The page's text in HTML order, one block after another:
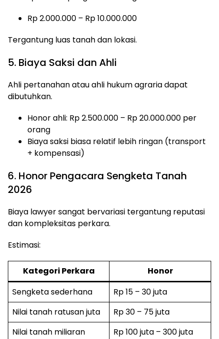
Rp 2.000.000 – Rp 10.000.000
Tergantung luas tanah dan lokasi.
5. Biaya Saksi dan Ahli
Ahli pertanahan atau ahli hukum agraria dapat
dibutuhkan.
Honor ahli: Rp 2.500.000 – Rp 20.000.000 per
orang
Biaya saksi biasa relatif lebih ringan (transport
+ kompensasi)
6. Honor Pengacara Sengketa Tanah
2026
Biaya lawyer sangat bervariasi tergantung reputasi
dan kompleksitas perkara.
Estimasi:
Kategori Perkara
Honor
Sengketa sederhana
Rp 15 – 30 juta
Nilai tanah ratusan juta
Rp 30 – 75 juta
Nilai tanah miliaran
Rp 100 juta – 300 juta